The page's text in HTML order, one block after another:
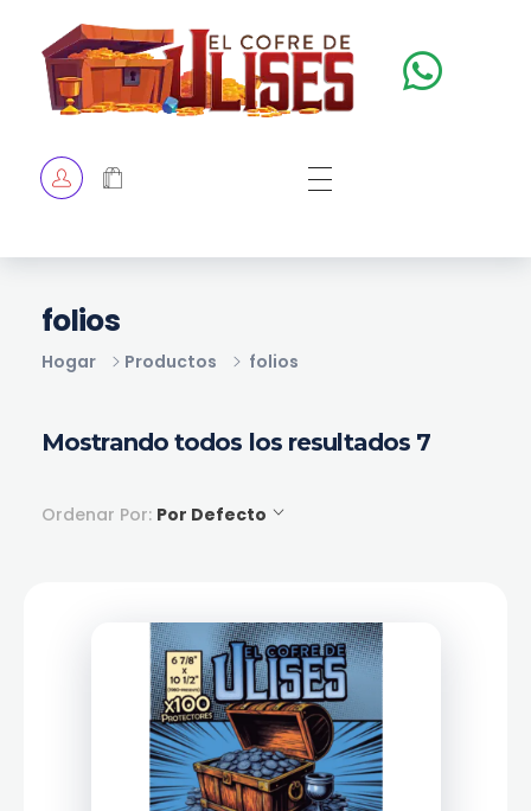
TIENDA
Hogar Productos folios
folios
Mostrando todos los resultados 7
Ordenar Por: Por Defecto